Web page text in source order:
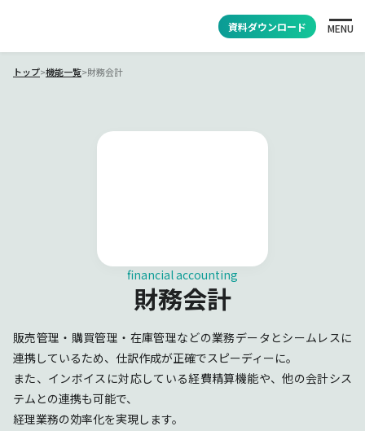
資料ダウンロード MENU
トップ>機能一覧>財務会計
financial accounting
財務会計
販売管理・購買管理・在庫管理などの業務データとシームレスに
連携しているため、仕訳作成が正確でスピーディーに。
また、インボイスに対応している経費精算機能や、他の会計シス
テムとの連携も可能で、
経理業務の効率化を実現します。